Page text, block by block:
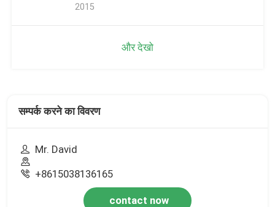
2015
और देखो
सम्पर्क करने का विवरण
Mr. David
+8615038136165
contact now